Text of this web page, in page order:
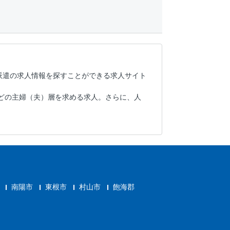
の求人情報を探すことができる求人サイト
主婦（夫）層を求める求人。さらに、人
南陽市 東根市 村山市 飽海郡